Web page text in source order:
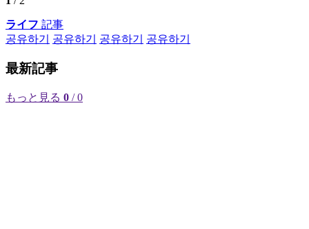
ライフ 記事
공유하기
공유하기 공유하기 공유하기
最新記事
もっと見る 0 / 0